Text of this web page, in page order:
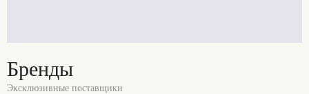
Бренды
Эксклюзивные поставщики